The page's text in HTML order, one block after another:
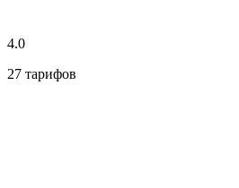
4.0
27 тарифов